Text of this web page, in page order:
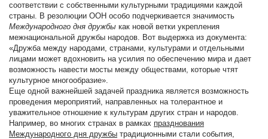
соответствии с собственными культурными традициями каждой
страны. В резолюции ООН особо подчеркивается значимость
Международного дня дружбы как новой ветки укрепления
межнациональной дружбы народов. Вот выдержка из документа:
«Дружба между народами, странами, культурами и отдельными
лицами может вдохновить на усилия по обеспечению мира и дает
возможность навести мосты между обществами, которые чтят
культурное многообразие».
Еще одной важнейшей задачей праздника является возможность
проведения мероприятий, направленных на толерантное и
уважительное отношение к культурам других стран и народов.
Например, во многих странах в рамках празднования
Международного дня дружбы традиционными стали события,